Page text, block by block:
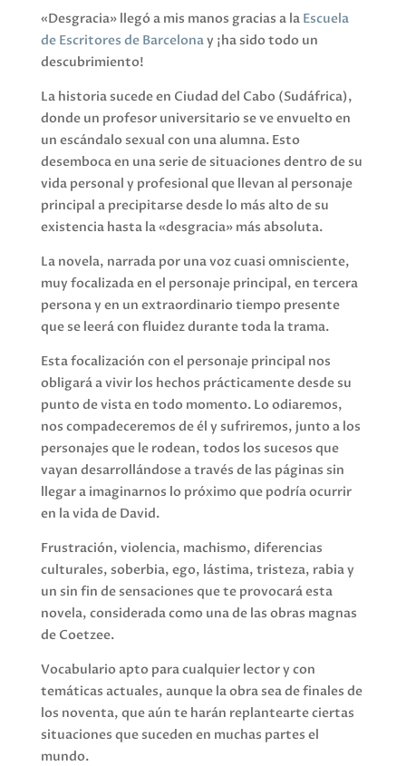
«Desgracia» llegó a mis manos gracias a la Escuela
de Escritores de Barcelonay ¡ha sido todo un
descubrimiento!
La historia sucede en Ciudad del Cabo (Sudáfrica),
donde un profesor universitario se ve envuelto en
un escándalo sexual con una alumna. Esto
desemboca en una serie de situaciones dentro de su
vida personal y profesional que llevan al personaje
principal a precipitarse desde lo más alto de su
existencia hasta la «desgracia» más absoluta.
La novela, narrada por una voz cuasi omnisciente,
muy focalizada en el personaje principal, en tercera
persona y en un extraordinario tiempo presente
que se leerá con fluidez durante toda la trama.
Esta focalización con el personaje principal nos
obligará a vivir los hechos prácticamente desde su
punto de vista en todo momento. Lo odiaremos,
nos compadeceremos de él y sufriremos, junto a los
personajes que le rodean, todos los sucesos que
vayan desarrollándose a través de las páginas sin
llegar a imaginarnos lo próximo que podría ocurrir
en la vida de David.
Frustración, violencia, machismo, diferencias
culturales, soberbia, ego, lástima, tristeza, rabia y
un sin fin de sensaciones que te provocará esta
novela, considerada como una de las obras magnas
de Coetzee.
Vocabulario apto para cualquier lector y con
temáticas actuales, aunque la obra sea de finales de
los noventa, que aún te harán replantearte ciertas
situaciones que suceden en muchas partes el
mundo.